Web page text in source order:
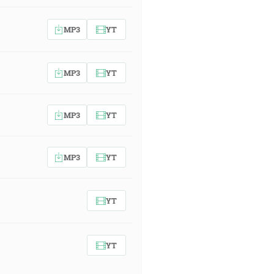
MP3 YT
MP3 YT
MP3 YT
MP3 YT
YT
YT